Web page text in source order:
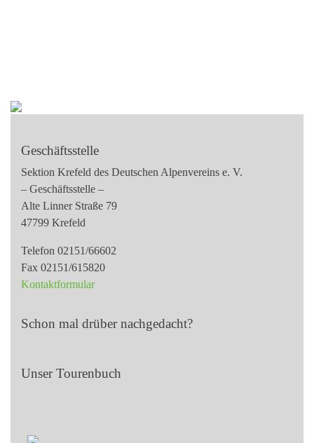
Geschäftsstelle
Sektion Krefeld des Deutschen Alpenvereins e. V.
– Geschäftsstelle –
Alte Linner Straße 79
47799 Krefeld
Telefon 02151/66602
Fax 02151/615820
Kontaktformular
Schon mal drüber nachgedacht?
Unser Tourenbuch